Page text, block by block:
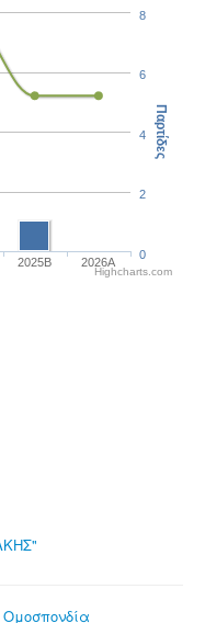
2025B 2026A
0
2
4
6
8
Παρτίδες
Highcharts.com
Ομοσπονδία